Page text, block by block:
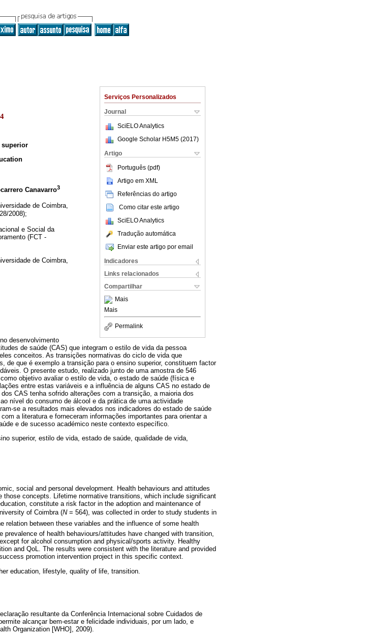
Serviços Personalizados
Journal
SciELO Analytics
Google Scholar H5M5 (2017)
Artigo
Português (pdf)
Artigo em XML
Referências do artigo
Como citar este artigo
SciELO Analytics
Tradução automática
Enviar este artigo por email
Indicadores
Links relacionados
Compartilhar
Mais
Mais
Permalink
superior
Canavarro3
de Coimbra,
2008);
e Social da
(FCT -
de Coimbra,
desenvolvimento
de saúde (CAS) que integram o estilo de vida da pessoa
conceitos. As transições normativas do ciclo de vida que
de que é exemplo a transição para o ensino superior, constituem factor
O presente estudo, realizado junto de uma amostra de 546
objetivo avaliar o estilo de vida, o estado de saúde (física e
entre estas variáveis e a influência de alguns CAS no estado de
CAS tenha sofrido alterações com a transição, a maioria dos
nível do consumo de álcool e da prática de uma actividade
se a resultados mais elevados nos indicadores do estado de saúde
a literatura e forneceram informações importantes para orientar a
e de sucesso académico neste contexto específico.
superior, estilo de vida, estado de saúde, qualidade de vida,
social and personal development. Health behaviours and attitudes
concepts. Lifetime normative transitions, which include significant
constitute a risk factor in the adoption and maintenance of
of Coimbra (N= 564), was collected in order to study students in
relation between these variables and the influence of some health
prevalence of health behaviours/attitudes have changed with transition,
for alcohol consumption and physical/sports activity. Healthy
and QoL. The results were consistent with the literature and provided
promotion intervention project in this specific context.
education, lifestyle, quality of life, transition.
resultante da Conferência Internacional sobre Cuidados de
alcançar bem-estar e felicidade individuais, por um lado, e
Organization [WHO], 2009).